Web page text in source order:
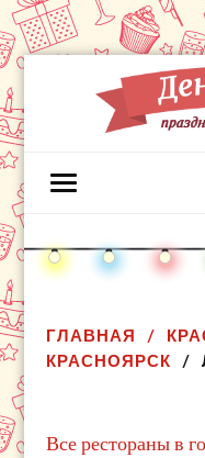
ГЛАВНАЯ
КРАСНОЯРСК
Все рестораны в